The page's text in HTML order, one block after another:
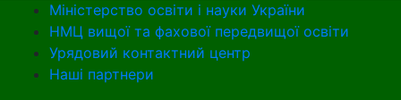
Міністерство освіти і науки України
НМЦ вищої та фахової передвищої освіти
Урядовий контактний центр
Наші партнери